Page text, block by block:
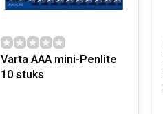
Varta AAA mini-Penlite
10 stuks